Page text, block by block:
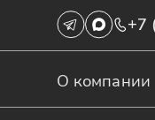
+7
О компании